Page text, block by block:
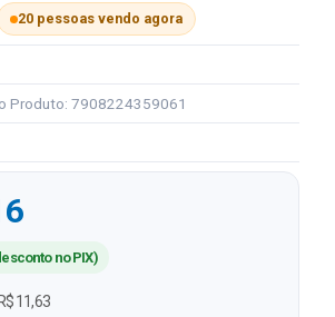
20 pessoas vendo agora
Produto: 7908224359061
no PIX)
11,63